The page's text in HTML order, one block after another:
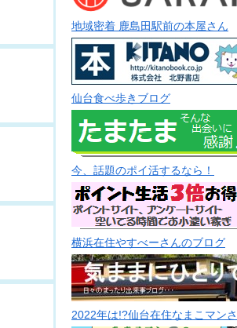
地域密着 鹿島田駅前の本屋さん
仙台食べ歩きブログ
今、話題のポイ活するなら！
横浜在住やすべーさんのブログ
2022年は!?仙台在住なまこマン